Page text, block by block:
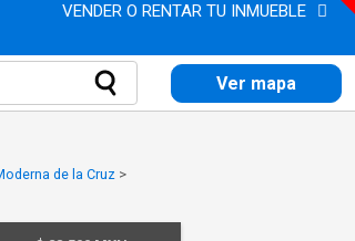
VENDER O RENTAR TU INMUEBLE
Ver mapa
de la Cruz >